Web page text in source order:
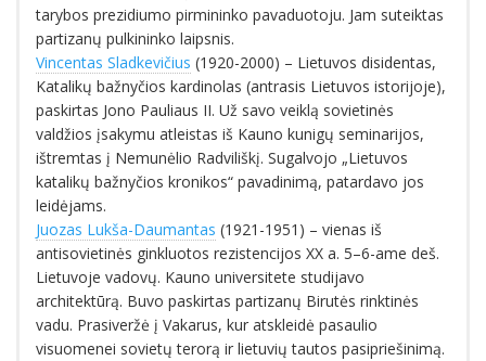
tarybos prezidiumo pirmininko pavaduotoju. Jam suteiktas
partizanų pulkininko laipsnis.
Vincentas Sladkevičius (1920-2000) – Lietuvos disidentas,
Katalikų bažnyčios kardinolas (antrasis Lietuvos istorijoje),
paskirtas Jono Pauliaus II. Už savo veiklą sovietinės
valdžios įsakymu atleistas iš Kauno kunigų seminarijos,
ištremtas į Nemunėlio Radviliškį. Sugalvojo „Lietuvos
katalikų bažnyčios kronikos“ pavadinimą, patardavo jos
leidėjams.
Juozas Lukša-Daumantas (1921-1951) – vienas iš
antisovietinės ginkluotos rezistencijos XX a. 5–6-ame deš.
Lietuvoje vadovų. Kauno universitete studijavo
architektūrą. Buvo paskirtas partizanų Birutės rinktinės
vadu. Prasiveržė į Vakarus, kur atskleidė pasaulio
visuomenei sovietų terorą ir lietuvių tautos pasipriešinimą.